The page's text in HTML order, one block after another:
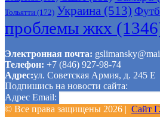
Тольятти (172) Украина (513)
проблемы жкх
Электронная почта:
Телефон: +7 (846) 927-98-74
Адрес:ул. Советская Армия, д. 245 Е
Подпишись на новости сайта:
Адрес Email:
© Все права защищены 2026 | Сайт